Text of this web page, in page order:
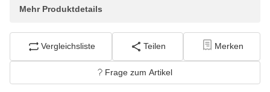
Mehr Produktdetails
Vergleichsliste Teilen Merken
Frage zum Artikel